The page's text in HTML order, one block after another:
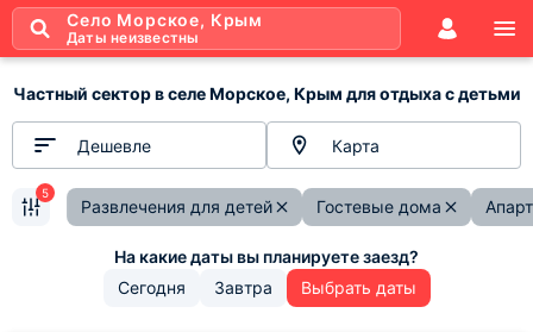
Село Морское, Крым
Даты неизвестны
Частный сектор в селе Морское, Крым для отдыха с детьми
Дешевле Карта
Развлечения для детей Гостевые дома
5
Сегодня Завтра Выбрать даты